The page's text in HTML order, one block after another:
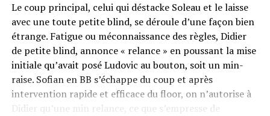
Le coup principal, celui qui déstacke Soleau et le laisse
avec une toute petite blind, se déroule d’une façon bien
étrange. Fatigue ou méconnaissance des règles, Didier
de petite blind, annonce « relance » en poussant la mise
initiale qu’avait posé Ludovic au bouton, soit un min-
raise. Sofian en BB s’échappe du coup et après
intervention rapide et efficace du floor, on n’autorise à
Didier qu’une min relance, ce que s’empresse de